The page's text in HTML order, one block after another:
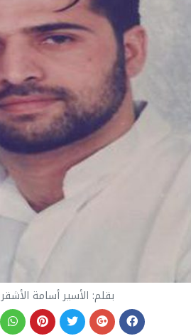
بقلم: الأسير أسامة الأشقر